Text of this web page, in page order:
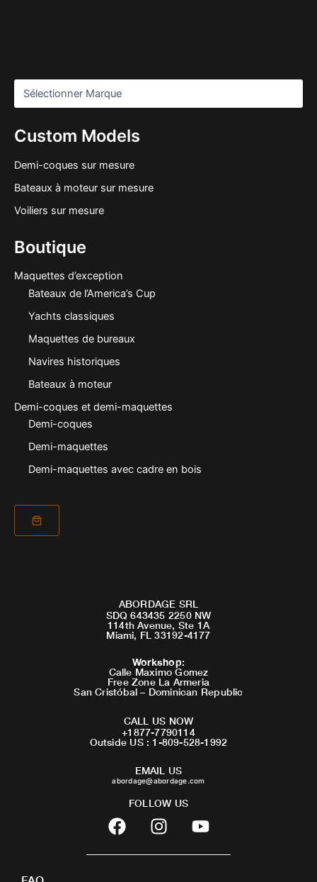
Custom Models
Demi-coques sur mesure
Bateaux à moteur sur mesure
Voiliers sur mesure
Boutique
Maquettes d’exception
Bateaux de l’America’s Cup
Yachts classiques
Maquettes de bureaux
Navires historiques
Bateaux à moteur
Demi-coques et demi-maquettes
Demi-coques
Demi-maquettes
Demi-maquettes avec cadre en bois
ABORDAGE SRL
SDQ 643435 2250 NW
114th Avenue, Ste 1A
Miami, FL 33192-4177
Workshop:
Calle Maximo Gomez
Free Zone La Armeria
San Cristóbal – Dominican Republic
CALL US NOW
+1877-7790114
Outside US : 1-809-528-1992
EMAIL US
abordage@abordage.com
FOLLOW US
F
a
c
I
n
s
Y
o
u